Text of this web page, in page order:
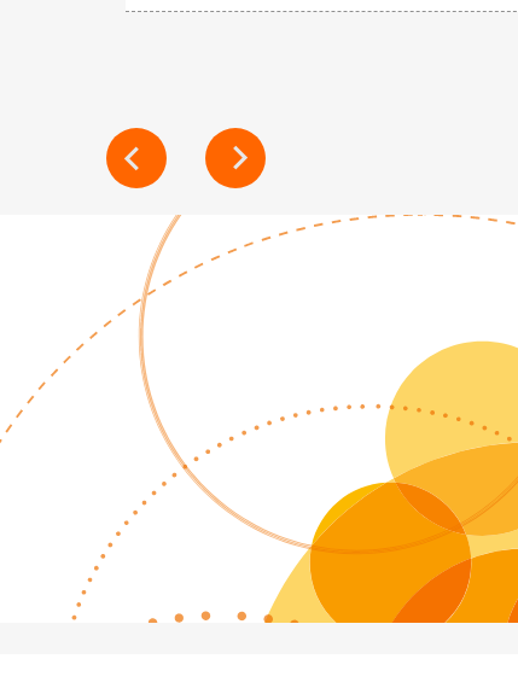
NAVIGATION
DE
L’ARTICLE